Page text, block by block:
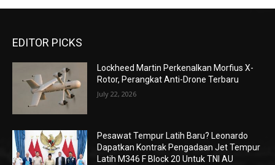
EDITOR PICKS
Lockheed Martin Perkenalkan Morfius X-
Rotor, Perangkat Anti-Drone Terbaru
July 22, 2026
Pesawat Tempur Latih Baru? Leonardo
Dapatkan Kontrak Pengadaan Jet Tempur
Latih M346 F Block 20 Untuk TNI AU